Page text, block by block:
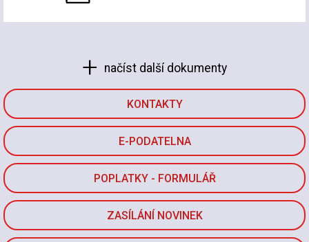
KONTAKTY
E-PODATELNA
POPLATKY - FORMULÁŘ
ZASÍLÁNÍ NOVINEK
načíst další dokumenty